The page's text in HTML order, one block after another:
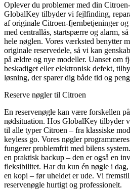
Oplever du problemer med din
GlobalKey tilbyder vi fejlfinding,
af originale Citroen-fjernbetjeninger
med centrallås, startspærre og alarm,
hele nøglen. Vores værksted benytter
originale reservedele, så vi kan
på ældre og nye modeller. Uanset om
beskadiget eller elektronisk defekt,
løsning, der sparer dig både tid og
Reserve nøgler til Citroen
En reservenøgle kan være forskellen
nødsituation. Hos GlobalKey tilbyder
til alle typer Citroen – fra klassiske
keyless go. Vores nøgler
fungerer problemfrit med bilens
en praktisk backup – den er også en
fleksibilitet. Har du kun én nøgle i
en kopi – før uheldet er ude. Vi
reservenøgle hurtigt og professionelt.